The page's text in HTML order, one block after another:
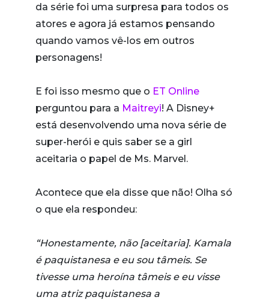
da série foi uma surpresa para todos os
atores e agora já estamos pensando
quando vamos vê-los em outros
personagens!
E foi isso mesmo que o ET Online
perguntou para a Maitreyi! A Disney+
está desenvolvendo uma nova série de
super-herói e quis saber se a girl
aceitaria o papel de Ms. Marvel.
Acontece que ela disse que não! Olha só
o que ela respondeu:
“Honestamente, não [aceitaria]. Kamala
é paquistanesa e eu sou tâmeis. Se
tivesse uma heroína tâmeis e eu visse
uma atriz paquistanesa a